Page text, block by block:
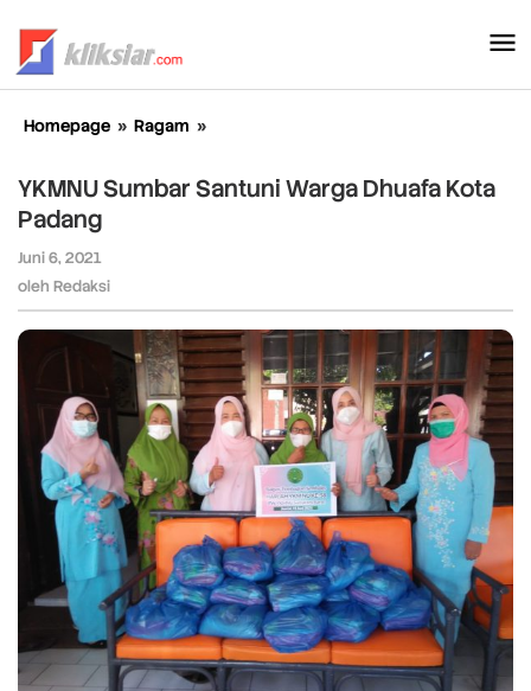
konten
Homepage » Ragam »
Santuni
Warga
YKMNU Sumbar Santuni Warga Dhuafa Kota
Padang
Juni 6, 2021
oleh Redaksi